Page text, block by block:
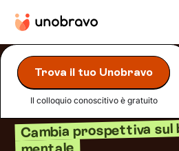
Trova il tuo Unobravo
Il colloquio conoscitivo è gratuito
Cambia prospettiva sul